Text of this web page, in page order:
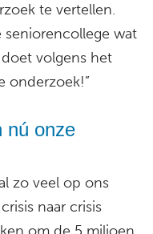
te vertellen.
seniorencollege wat
volgens het
onderzoek!”
nú onze
zo veel op ons
naar crisis